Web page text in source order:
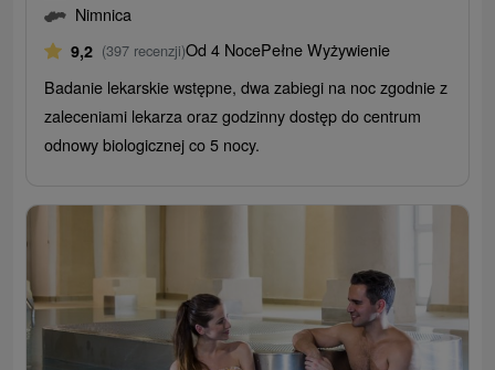
Nimnica
9,2 (397 recenzji)Od 4 NocePełne Wyżywienie
Badanie lekarskie wstępne, dwa zabiegi na noc zgodnie z
zaleceniami lekarza oraz godzinny dostęp do centrum
odnowy biologicznej co 5 nocy.